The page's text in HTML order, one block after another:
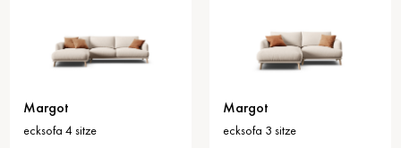
Margot
ecksofa 4 sitze
Margot
ecksofa 3 sitze